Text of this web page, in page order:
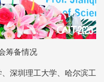
筹备情况
深圳理工大学、哈尔滨工